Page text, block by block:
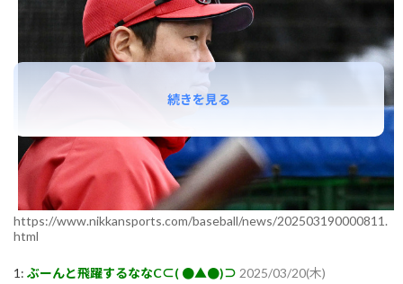
https://www.nikkansports.com/baseball/news/202503190000811.
html
1: ぶーんと飛躍するななC⊂( ●▲●)⊃ 2025/03/20(木)
続きを見る